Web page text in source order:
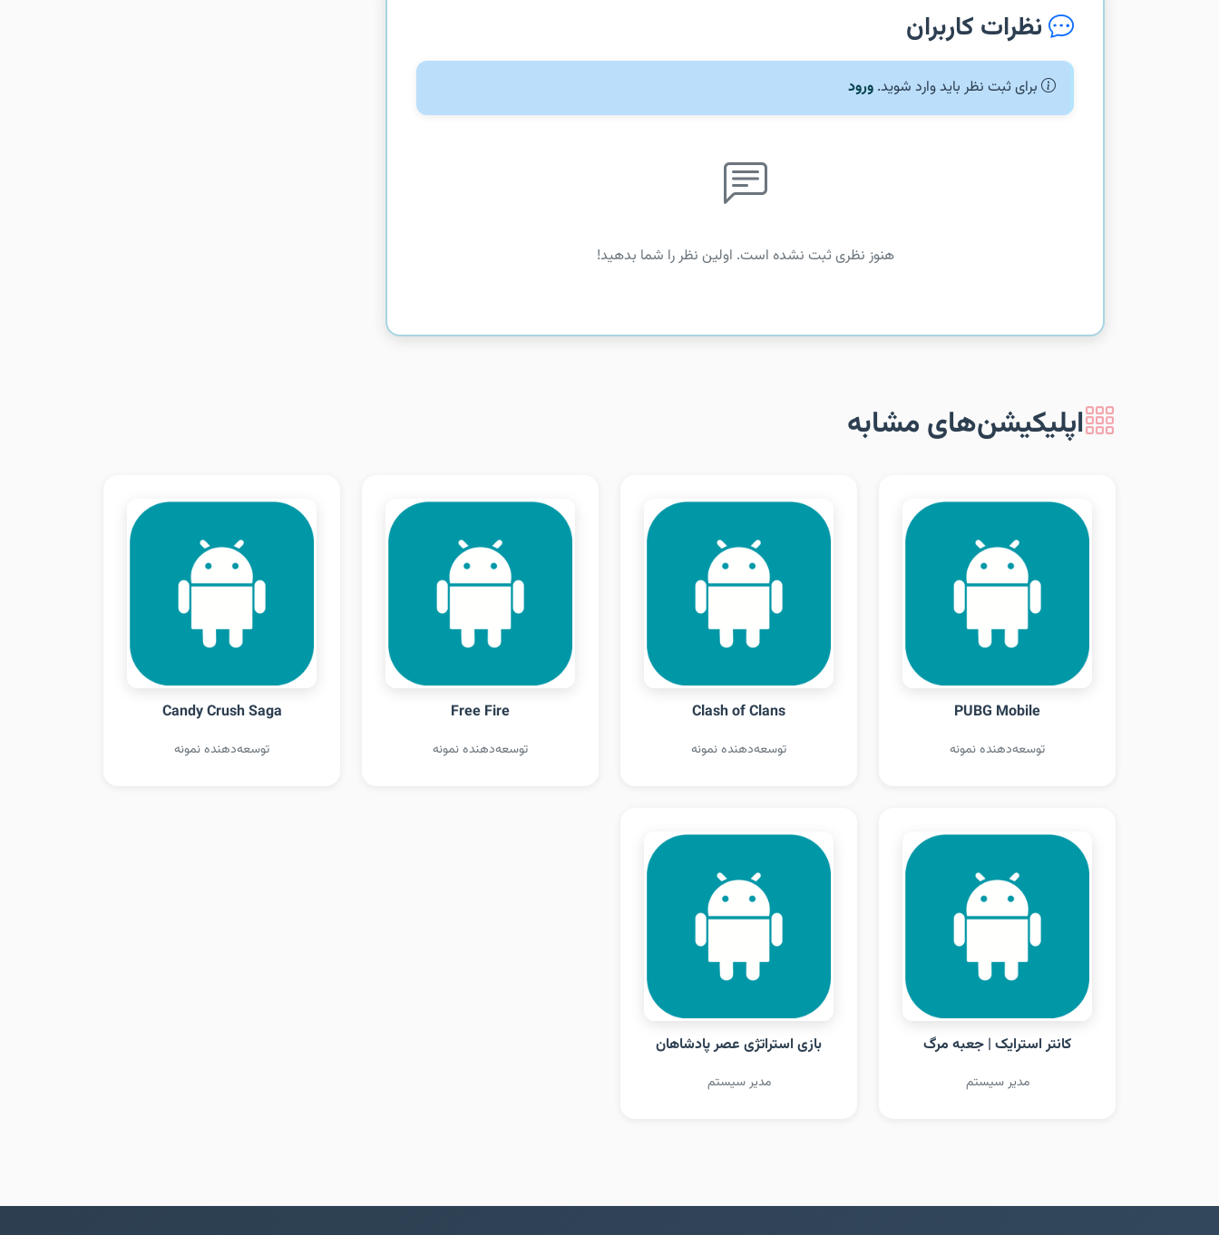
نظرات کاربران
برای ثبت نظر باید وارد شوید. ورود
هنوز نظری ثبت نشده است. اولین نظر را شما بدهید!
اپلیکیشن‌های مشابه
PUBG Mobile
توسعه‌دهنده نمونه
Clash of Clans
توسعه‌دهنده نمونه
Free Fire
توسعه‌دهنده نمونه
Candy Crush Saga
توسعه‌دهنده نمونه
کانتر استرایک | جعبه مرگ
مدیر سیستم
بازی استراتژی عصر پادشاهان
مدیر سیستم